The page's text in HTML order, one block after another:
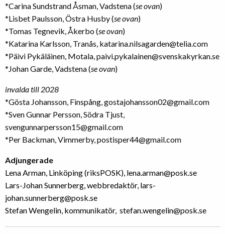
*Carina Sundstrand Åsman, Vadstena (se ovan)
*Lisbet Paulsson, Östra Husby (se ovan)
*Tomas Tegnevik, Åkerbo (se ovan)
*Katarina Karlsson, Tranås, katarina.nilsagarden@telia.com
*Päivi Pykäläinen, Motala, paivi.pykalainen@svenskakyrkan.se
*Johan Garde, Vadstena(se ovan)
invalda till 2028
*Gösta Johansson, Finspång, gostajohansson02@gmail.com
*Sven Gunnar Persson, Södra Tjust,
svengunnarpersson15@gmail.com
*Per Backman, Vimmerby, postisper44@gmail.com
Adjungerade
Lena Arman, Linköping (riksPOSK), lena.arman@posk.se
Lars-Johan Sunnerberg, webbredaktör, lars-
johan.sunnerberg@posk.se
Stefan Wengelin, kommunikatör, stefan.wengelin@posk.se